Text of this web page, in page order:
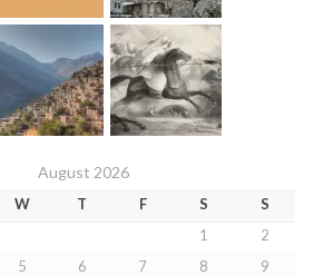
August 2026
W T F S
S
1
2
5 6 7 8 9